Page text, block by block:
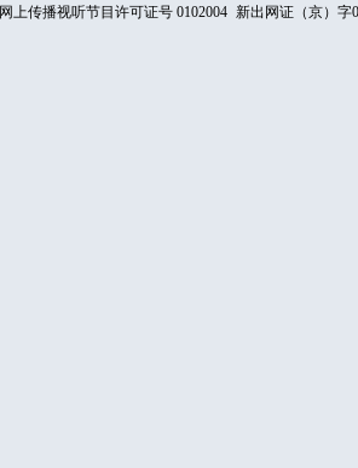
网上传播视听节目许可证号 0102004 新出网证（京）